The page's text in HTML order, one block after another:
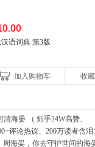
语词典 第3版
加入购物车 收藏